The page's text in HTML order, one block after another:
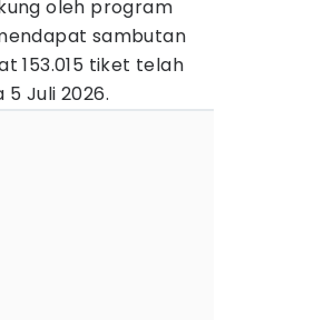
oleh program
sambutan
153.015 tiket telah
Juli 2026.